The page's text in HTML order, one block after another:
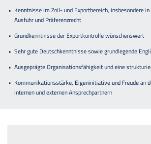
Kenntnisse im Zoll- und Exportbereich, insbesondere in
Ausfuhr und Präferenzrecht
Grundkenntnisse der Exportkontrolle wünschenswert
Sehr gute Deutschkenntnisse sowie grundlegende
Ausgeprägte Organisationsfähigkeit und eine
Kommunikationsstärke, Eigeninitiative und Freude an
internen und externen Ansprechpartnern